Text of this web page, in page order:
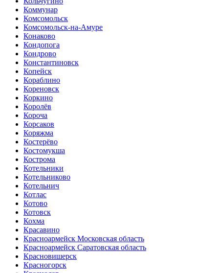
Коммунар
Комсомольск
Комсомольск-на-Амуре
Конаково
Кондопога
Кондрово
Константиновск
Копейск
Кораблино
Кореновск
Коркино
Королёв
Короча
Корсаков
Коряжма
Костерёво
Костомукша
Кострома
Котельники
Котельниково
Котельнич
Котлас
Котово
Котовск
Кохма
Красавино
Красноармейск Московская область
Красноармейск Саратовская область
Красновишерск
Красногорск